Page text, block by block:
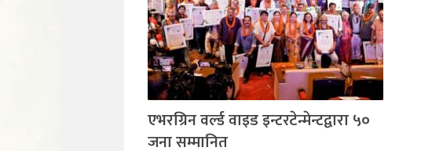
एभरग्रिन वर्ल्ड वाइड इन्टरटेन्मेन्टद्वारा ५०
जना सम्मानित